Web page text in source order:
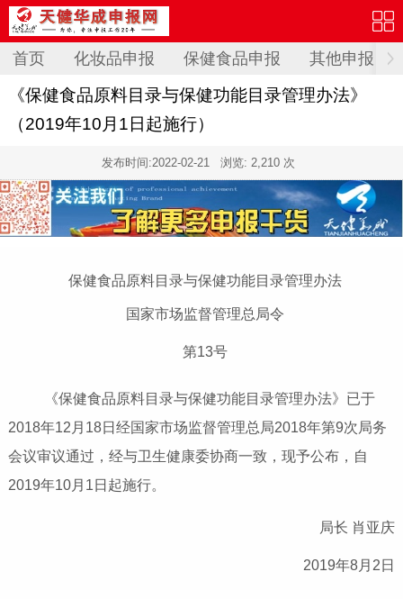
首页 化妆品申报 保健食品申报 其他申报
《保健食品原料目录与保健功能目录管理办法》
（2019年10月1日起施行）
发布时间:2022-02-21 浏览: 2,210 次
保健食品原料目录与保健功能目录管理办法
国家市场监督管理总局令
第13号
《保健食品原料目录与保健功能目录管理办法》已于
2018年12月18日经国家市场监督管理总局2018年第9次局务
会议审议通过，经与卫生健康委协商一致，现予公布，自
2019年10月1日起施行。
局长 肖亚庆
2019年8月2日